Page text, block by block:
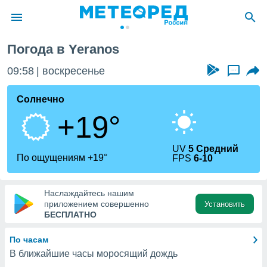
о
Вы можете
к этому
доступ
Погода в Yeranos
09:58 воскресенье ...
Солнечно
+19°
По ощущениям +19°
UV5 Средний
FPS6-10
Наслаждайтесь нашим
приложением совершенно
БЕСПЛАТНО
Установить
По часам
В ближайшие часы моросящий дождь